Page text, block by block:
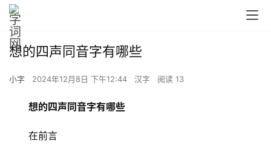
想的四声同音字有哪些
小字 2024年12月8日 下午12:44 汉字 阅读 13
想的四声同音字有哪些
在前言